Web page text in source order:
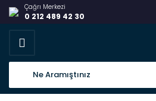
Çağrı Merkezi
0 212 489 42 30